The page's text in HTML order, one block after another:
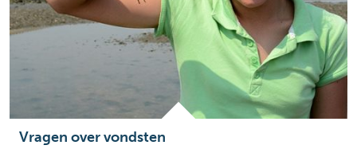
Vragen over vondsten